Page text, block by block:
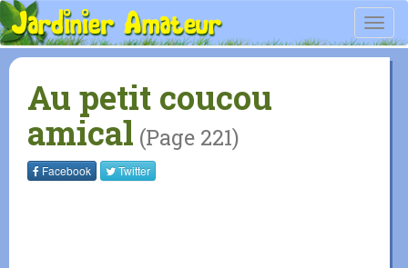
Au petit coucou
amical (Page 221)
Facebook Twitter